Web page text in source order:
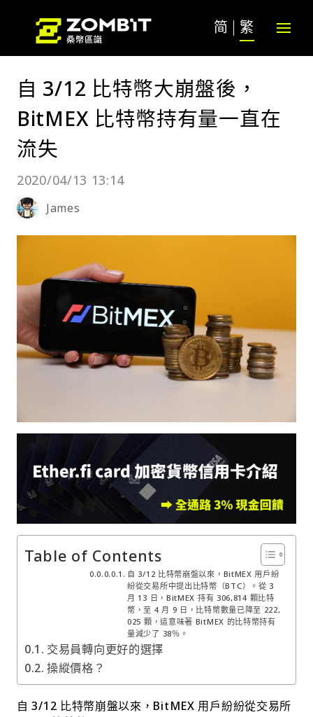
简 繁
自 3/12 比特幣大崩盤後，
BitMEX 比特幣持有量一直在
流失
2020/04/13 13:14
James
Table of Contents
自 3/12 比特幣崩盤以來，BitMEX 用戶紛
紛從交易所中提出比特幣（BTC）。從 3
月 13 日，BitMEX 持有 306,814 顆比特
幣，至 4 月 9 日，比特幣數量已降至 222,
025 顆，這意味著 BitMEX 的比特幣持有
量減少了 38％。
交易員轉向更好的選擇
操縱價格？
自 3/12 比特幣崩盤以來，BitMEX 用戶紛紛從交易所